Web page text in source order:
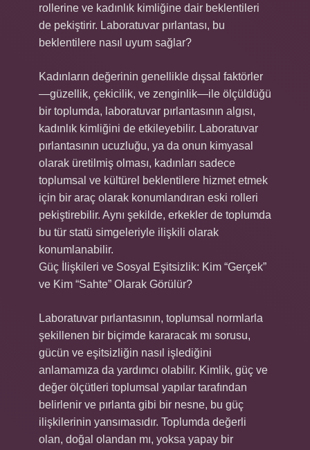
rollerine ve kadınlık kimliğine dair beklentileri
de pekiştirir. Laboratuvar pırlantası, bu
beklentilere nasıl uyum sağlar?
Kadınların değerinin genellikle dışsal faktörler
—güzellik, çekicilik, ve zenginlik—ile ölçüldüğü
bir toplumda, laboratuvar pırlantasının algısı,
kadınlık kimliğini de etkileyebilir. Laboratuvar
pırlantasının ucuzluğu, ya da onun kimyasal
olarak üretilmiş olması, kadınları sadece
toplumsal ve kültürel beklentilere hizmet etmek
için bir araç olarak konumlandıran eski rolleri
pekiştirebilir. Aynı şekilde, erkekler de toplumda
bu tür statü simgeleriyle ilişkili olarak
konumlanabilir.
Güç İlişkileri ve Sosyal Eşitsizlik: Kim “Gerçek”
ve Kim “Sahte” Olarak Görülür?
Laboratuvar pırlantasının, toplumsal normlarla
şekillenen bir biçimde kararacak mı sorusu,
gücün ve eşitsizliğin nasıl işlediğini
anlamamıza da yardımcı olabilir. Kimlik, güç ve
değer ölçütleri toplumsal yapılar tarafından
belirlenir ve pırlanta gibi bir nesne, bu güç
ilişkilerinin yansımasıdır. Toplumda değerli
olan, doğal olandan mı, yoksa yapay bir